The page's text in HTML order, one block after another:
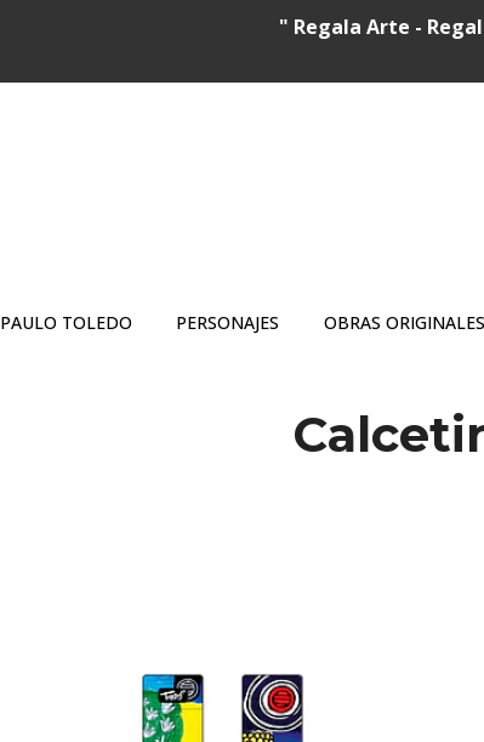
" Regala Arte -
PAULO TOLEDO PERSONAJES OBRAS ORIGINALES